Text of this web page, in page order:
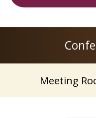
Meeting